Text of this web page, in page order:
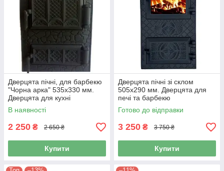
Дверцята пічні, для барбекю
"Чорна арка" 535х330 мм.
Дверцята для кухні
В наявності
2 250 ₴ 2 650 ₴
Купити
Дверцята пічні зі склом
505х290 мм. Дверцята для
печі та барбекю
Готово до відправки
3 250 ₴ 3 750 ₴
Купити